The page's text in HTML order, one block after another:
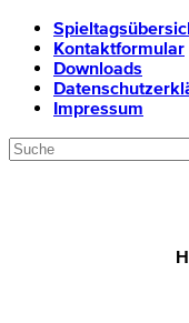
Kontaktformular
Downloads
Impressum